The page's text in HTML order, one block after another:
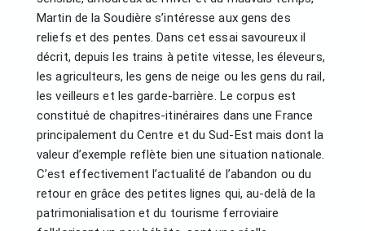
Martin de la Soudière s’intéresse aux gens des
reliefs et des pentes. Dans cet essai savoureux il
décrit, depuis les trains à petite vitesse, les éleveurs,
les agriculteurs, les gens de neige ou les gens du rail,
les veilleurs et les garde-barrière. Le corpus est
constitué de chapitres-itinéraires dans une France
principalement du Centre et du Sud-Est mais dont la
valeur d’exemple reflète bien une situation nationale.
C’est effectivement l’actualité de l’abandon ou du
retour en grâce des petites lignes qui, au-delà de la
patrimonialisation et du tourisme ferroviaire